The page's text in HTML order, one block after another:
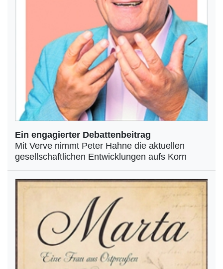
Ein engagierter Debattenbeitrag
Mit Verve nimmt Peter Hahne die aktuellen
gesellschaftlichen Entwicklungen aufs Korn